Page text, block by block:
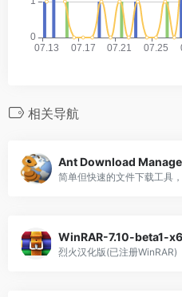
相关导航
简单但快速的文件下载工具
WinRAR-7.10-beta1-
烈火汉化版(已注册WinRAR)